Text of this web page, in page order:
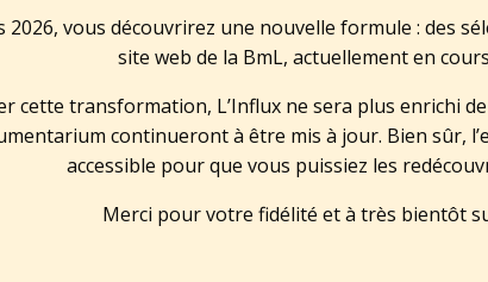
vous découvrirez une nouvelle formule : des
site web de la BmL, actuellement en
cette transformation, L’Influx ne sera plus enrichi
continueront à être mis à jour. Bien sûr,
accessible pour que vous puissiez les
Merci pour votre fidélité et à très bientôt